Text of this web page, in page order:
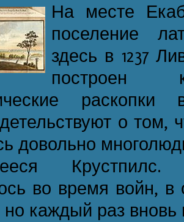
На месте
поселение
здесь в 1237
построен
раскопки
о том,
довольно
во время войн, в
каждый раз вновь